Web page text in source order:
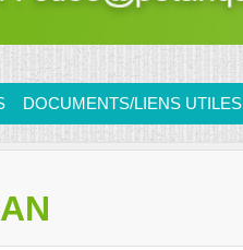
DOCUMENTS/LIENS UTILES